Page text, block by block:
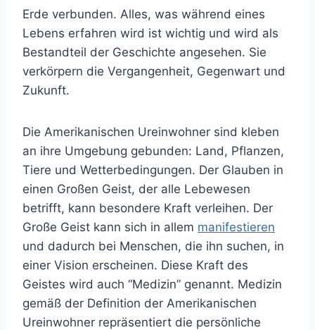
Erde verbunden. Alles, was während eines
Lebens erfahren wird ist wichtig und wird als
Bestandteil der Geschichte angesehen. Sie
verkörpern die Vergangenheit, Gegenwart und
Zukunft.
Die Amerikanischen Ureinwohner sind kleben
an ihre Umgebung gebunden: Land, Pflanzen,
Tiere und Wetterbedingungen. Der Glauben in
einen Großen Geist, der alle Lebewesen
betrifft, kann besondere Kraft verleihen. Der
Große Geist kann sich in allem manifestieren
und dadurch bei Menschen, die ihn suchen, in
einer Vision erscheinen. Diese Kraft des
Geistes wird auch “Medizin” genannt. Medizin
gemäß der Definition der Amerikanischen
Ureinwohner repräsentiert die persönliche